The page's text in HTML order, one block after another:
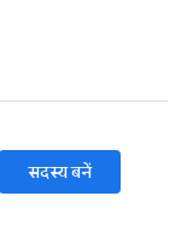
सदस्य बनें